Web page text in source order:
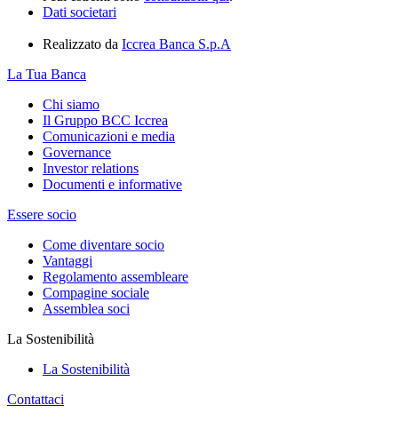
Dati societari
Realizzato da Iccrea Banca S.p.A
La Tua Banca
Chi siamo
Il Gruppo BCC Iccrea
Comunicazioni e media
Governance
Investor relations
Documenti e informative
Essere socio
Come diventare socio
Vantaggi
Regolamento assembleare
Compagine sociale
Assemblea soci
La Sostenibilità
La Sostenibilità
Contattaci